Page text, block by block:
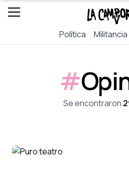
Política Militancia
#
Se encontraron